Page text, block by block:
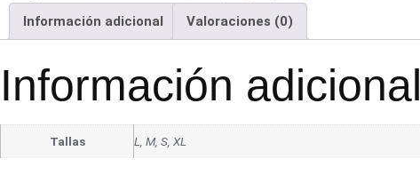
Información adicional
Valoraciones (0)
Información adicional
Tallas L, M, S, XL